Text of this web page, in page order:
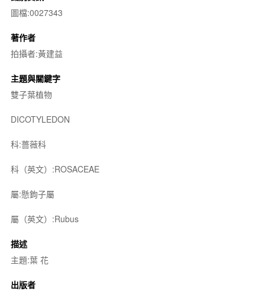
圖檔:0027343
著作者
拍攝者:黃建益
主題與關鍵字
雙子葉植物
DICOTYLEDON
科:薔薇科
科（英文）:ROSACEAE
屬:懸鉤子屬
屬（英文）:Rubus
描述
主題:葉 花
出版者